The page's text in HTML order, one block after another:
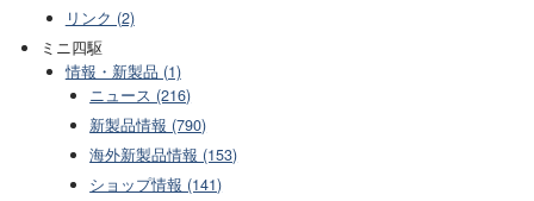
リンク (2)
ミニ四駆
情報・新製品 (1)
ニュース (216)
新製品情報 (790)
海外新製品情報 (153)
ショップ情報 (141)